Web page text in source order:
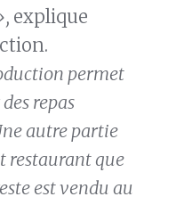
explique
permet
repas
autre partie
restaurant que
est vendu au